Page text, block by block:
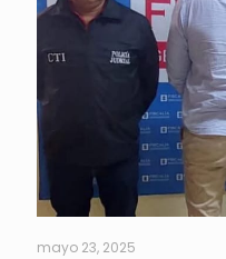
mayo 23, 2025